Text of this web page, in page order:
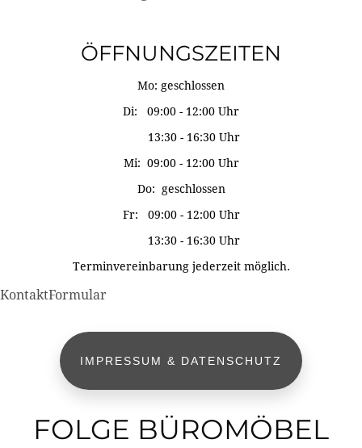
ÖFFNUNGSZEITEN
Mo: geschlossen
Di: 09:00 - 12:00 Uhr
13:30 - 16:30 Uhr
Mi: 09:00 - 12:00 Uhr
Do: geschlossen
Fr: 09:00 - 12:00 Uhr
13:30 - 16:30 Uhr
Terminvereinbarung jederzeit möglich.
KontaktFormular
IMPRESSUM & DATENSCHUTZ
FOLGE BÜROMÖBEL